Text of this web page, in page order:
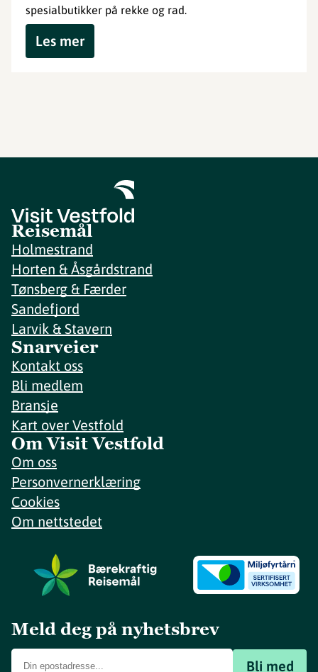
spesialbutikker på rekke og rad.
Les mer
Reisemål
Holmestrand
Horten & Åsgårdstrand
Tønsberg & Færder
Sandefjord
Larvik & Stavern
Snarveier
Kontakt oss
Bli medlem
Bransje
Kart over Vestfold
Om Visit Vestfold
Om oss
Personvernerklæring
Cookies
Om nettstedet
Meld deg på nyhetsbrev
Bli med